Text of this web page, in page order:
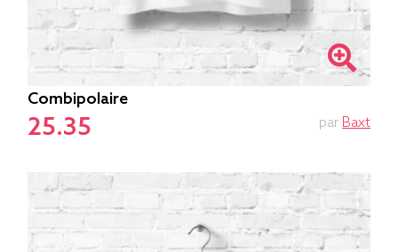
Combipolaire
25.35 par Baxt